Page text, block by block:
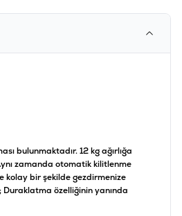
bulunmaktadır. 12 kg ağırlığa
zamanda otomatik kilitlenme
kolay bir şekilde gezdirmenize
Duraklatma özelliğinin yanında